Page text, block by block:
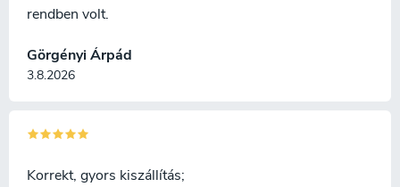
Görgényi Árpád
3.8.2026
rendben volt.
Korrekt, gyors kiszállítás;